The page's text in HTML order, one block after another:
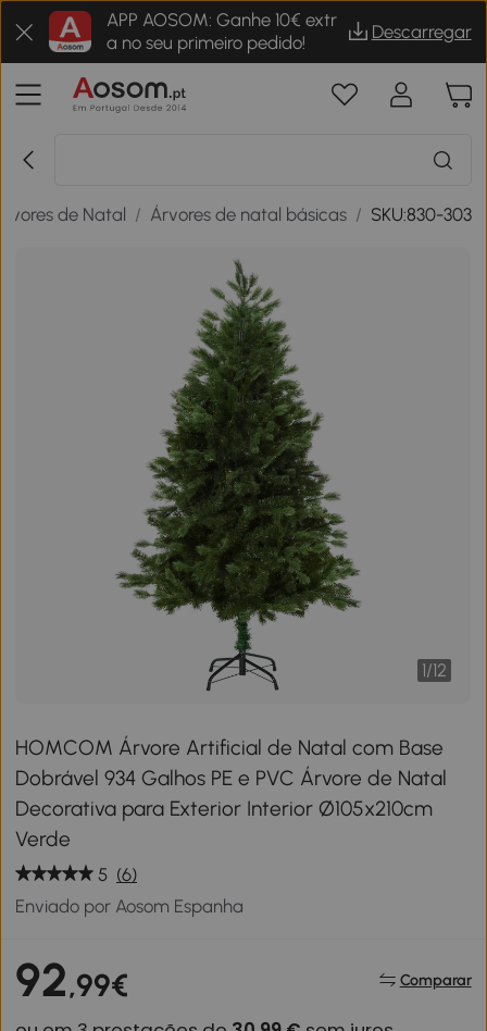
APP AOSOM: Ganhe 10€ extr
a no seu primeiro pedido!
Descarregar
de Natal / Árvores de natal básicas / SKU:830-303
1/12
HOMCOM Árvore Artificial de Natal com Base
Dobrável 934 Galhos PE e PVC Árvore de Natal
Decorativa para Exterior Interior Ø105x210cm
Verde
5 (6)
Enviado por Aosom Espanha
92,99€ Comparar